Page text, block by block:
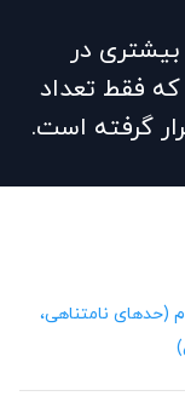
در
که فقط تعداد
گرفته است.
نامتناهی،